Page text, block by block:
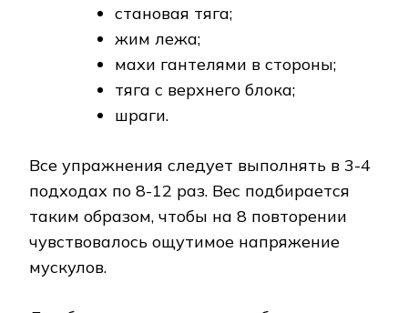
становая тяга;
жим лежа;
махи гантелями в стороны;
тяга с верхнего блока;
шраги.
Все упражнения следует выполнять в 3-4
подходах по 8-12 раз. Вес подбирается
таким образом, чтобы на 8 повторении
чувствовалось ощутимое напряжение
мускулов.